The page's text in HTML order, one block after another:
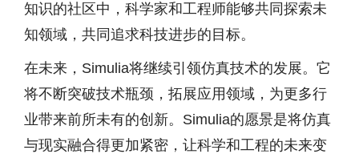
知识的社区中，科学家和工程师能够共同探索未
知领域，共同追求科技进步的目标。
在未来，Simulia将继续引领仿真技术的发展。它
将不断突破技术瓶颈，拓展应用领域，为更多行
业带来前所未有的创新。Simulia的愿景是将仿真
与现实融合得更加紧密，让科学和工程的未来变